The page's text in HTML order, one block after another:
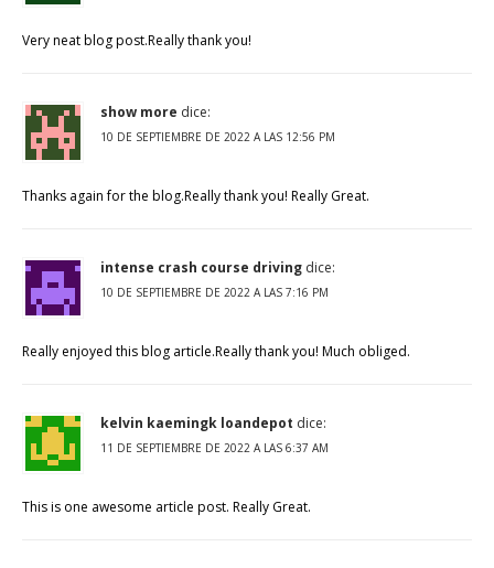
Very neat blog post.Really thank you!
show more dice:
10 DE SEPTIEMBRE DE 2022 A LAS 12:56 PM
Thanks again for the blog.Really thank you! Really Great.
intense crash course driving dice:
10 DE SEPTIEMBRE DE 2022 A LAS 7:16 PM
Really enjoyed this blog article.Really thank you! Much obliged.
kelvin kaemingk loandepot dice:
11 DE SEPTIEMBRE DE 2022 A LAS 6:37 AM
This is one awesome article post. Really Great.